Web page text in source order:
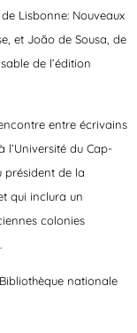
Lisbonne: Nouveaux
et João de Sousa, de
de l’édition
entre écrivains
l’Université du Cap-
président de la
qui inclura un
colonies
nationale